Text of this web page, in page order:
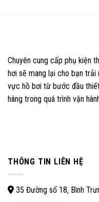
Chuyên cung cấp phụ kiện
hơi sẽ mang lại cho bạn trải
vực hồ bơi từ bước đầu
hàng trong quá trình vận
THÔNG TIN LIÊN HỆ
35 Đường số 18, Bình